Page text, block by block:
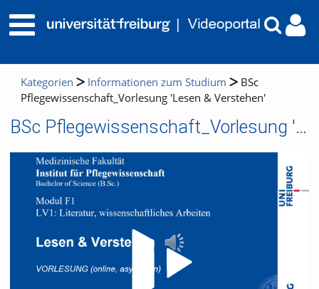
Kategorien Informationen zum Studium
BSc
Pflegewissenschaft_Vorlesung 'Lesen & Verstehen'
BSc Pflegewissenschaft_Vorlesung 'Lesen & Verstehen'